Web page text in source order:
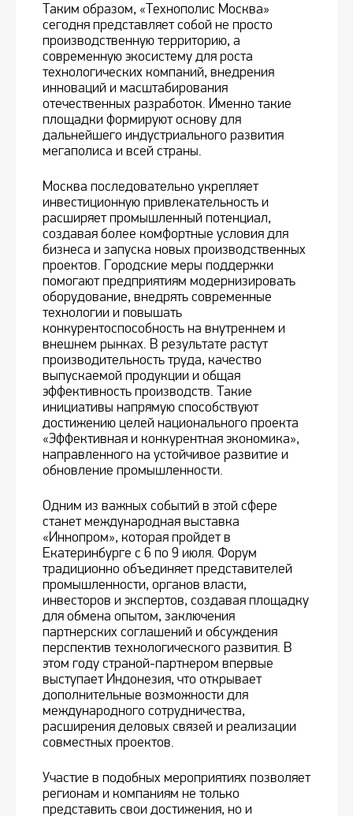
Таким образом, «Технополис Москва»
сегодня представляет собой не просто
производственную территорию, а
современную экосистему для роста
технологических компаний, внедрения
инноваций и масштабирования
отечественных разработок. Именно такие
площадки формируют основу для
дальнейшего индустриального развития
мегаполиса и всей страны.
Москва последовательно укрепляет
инвестиционную привлекательность и
расширяет промышленный потенциал,
создавая более комфортные условия для
бизнеса и запуска новых производственных
проектов. Городские меры поддержки
помогают предприятиям модернизировать
оборудование, внедрять современные
технологии и повышать
конкурентоспособность на внутреннем и
внешнем рынках. В результате растут
производительность труда, качество
выпускаемой продукции и общая
эффективность производств. Такие
инициативы напрямую способствуют
достижению целей национального проекта
«Эффективная и конкурентная экономика»,
направленного на устойчивое развитие и
обновление промышленности.
Одним из важных событий в этой сфере
станет международная выставка
«Иннопром», которая пройдет в
Екатеринбурге с 6 по 9 июля. Форум
традиционно объединяет представителей
промышленности, органов власти,
инвесторов и экспертов, создавая площадку
для обмена опытом, заключения
партнерских соглашений и обсуждения
перспектив технологического развития. В
этом году страной-партнером впервые
выступает Индонезия, что открывает
дополнительные возможности для
международного сотрудничества,
расширения деловых связей и реализации
совместных проектов.
Участие в подобных мероприятиях позволяет
регионам и компаниям не только
представить свои достижения, но и